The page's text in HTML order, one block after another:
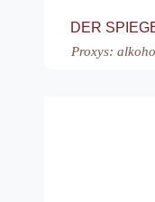
DER
Proxys: